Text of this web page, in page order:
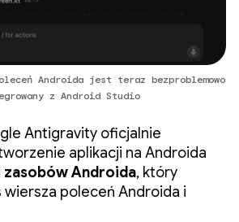
Androida jest teraz bezproblemowo
z Android Studio
Antigravity oficjalnie
aplikacji na Androida
Androida, który
poleceń Androida i